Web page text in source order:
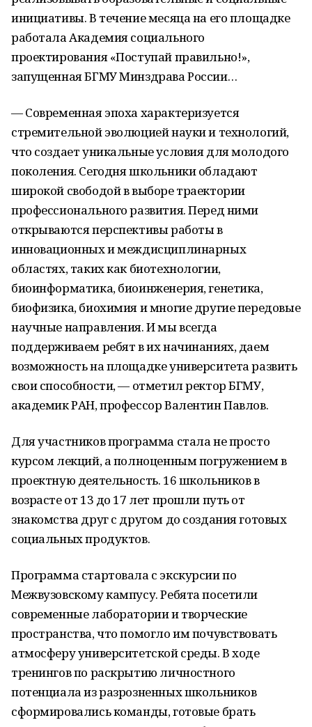
инициативы. В течение месяца на его площадке
работала Академия социального
проектирования «Поступай правильно!»,
запущенная БГМУ Минздрава России…
— Современная эпоха характеризуется
стремительной эволюцией науки и технологий,
что создает уникальные условия для молодого
поколения. Сегодня школьники обладают
широкой свободой в выборе траектории
профессионального развития. Перед ними
открываются перспективы работы в
инновационных и междисциплинарных
областях, таких как биотехнологии,
биоинформатика, биоинженерия, генетика,
биофизика, биохимия и многие другие передовые
научные направления. И мы всегда
поддерживаем ребят в их начинаниях, даем
возможность на площадке университета развить
свои способности, — отметил ректор БГМУ,
академик РАН, профессор Валентин Павлов.
Для участников программа стала не просто
курсом лекций, а полноценным погружением в
проектную деятельность. 16 школьников в
возрасте от 13 до 17 лет прошли путь от
знакомства друг с другом до создания готовых
социальных продуктов.
Программа стартовала с экскурсии по
Межвузовскому кампусу. Ребята посетили
современные лаборатории и творческие
пространства, что помогло им почувствовать
атмосферу университетской среды. В ходе
тренингов по раскрытию личностного
потенциала из разрозненных школьников
сформировались команды, готовые брать